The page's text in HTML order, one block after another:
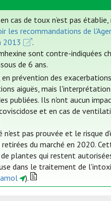
cas de toux n’est pas établie,
les recommandations de
2013
.
sont contre-indiquées
de 6 ans.
prévention des
aiguës, mais
publiées. Ils n'ont aucun
et en cas de
pas prouvée et le risque
du marché en 2020.
plantes qui restent autorisées
dans le traitement de
).